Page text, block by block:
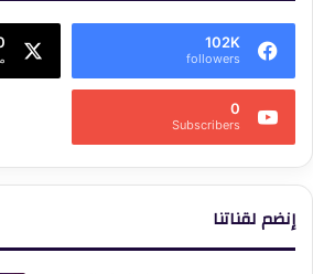
102K
followers
0
Subscribers
إنضم لقناتنا